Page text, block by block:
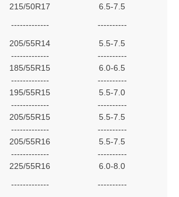
215/50R17
6.5-7.5
-------------
----------
205/55R14
5.5-7.5
-------------
----------
185/55R15
6.0-6.5
-------------
----------
195/55R15
5.5-7.0
-------------
----------
205/55R15
5.5-7.5
-------------
----------
205/55R16
5.5-7.5
-------------
----------
225/55R16
6.0-8.0
-------------
----------